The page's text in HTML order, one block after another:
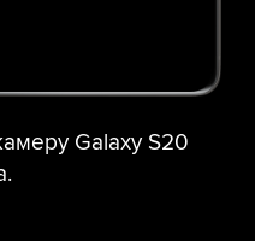
Galaxy S20